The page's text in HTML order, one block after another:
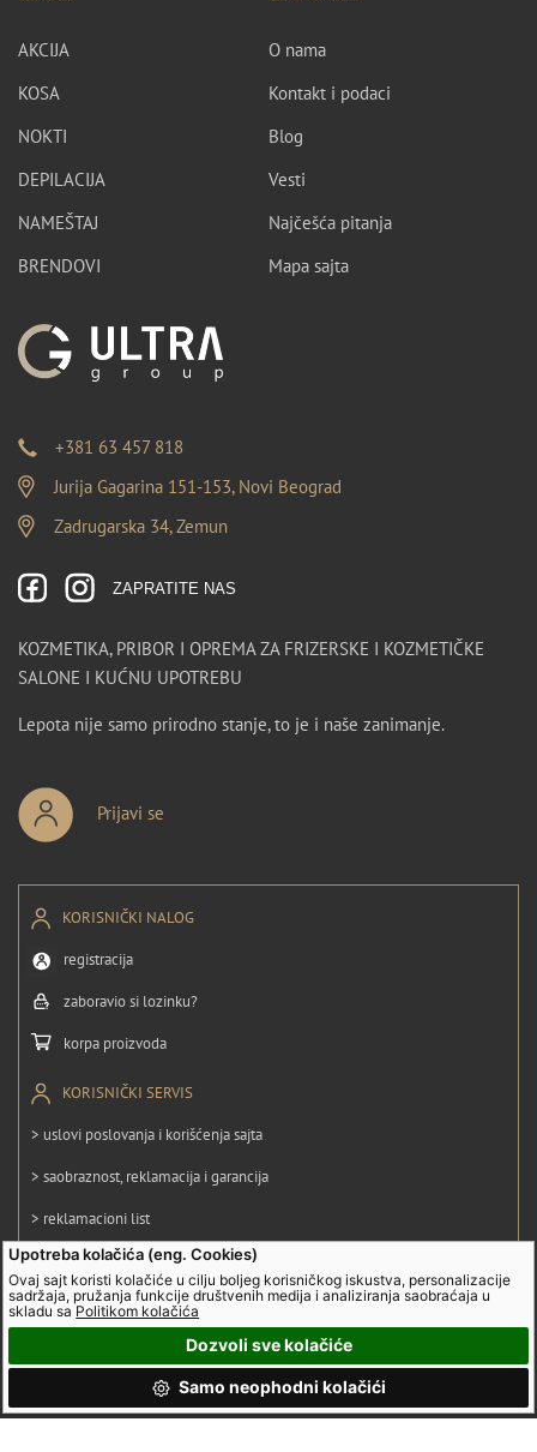
Upotreba kolačića (eng. Cookies)
Ovaj sajt koristi kolačiće u cilju boljeg korisničkog iskustva, personalizacije
sadržaja, pružanja funkcije društvenih medija i analiziranja saobraćaja u
skladu sa Politikom kolačića
Dozvoli sve kolačiće
Samo neophodni kolačići
AKCIJA
KOSA
NOKTI
DEPILACIJA
NAMEŠTAJ
BRENDOVI
O nama
Kontakt i podaci
Blog
Vesti
Najčešća pitanja
Mapa sajta
+381 63 457 818
Jurija Gagarina 151-153, Novi Beograd
Zadrugarska 34, Zemun
ZAPRATITE NAS
KOZMETIKA, PRIBOR I OPREMA ZA FRIZERSKE I KOZMETIČKE
SALONE I KUĆNU UPOTREBU
Lepota nije samo prirodno stanje, to je i naše zanimanje.
Prijavi se
KORISNIČKI NALOG
registracija
zaboravio si lozinku?
korpa proizvoda
KORISNIČKI SERVIS
> uslovi poslovanja i korišćenja sajta
> saobraznost, reklamacija i garancija
> reklamacioni list
> obrazac za odustanak od ugovora
> politika privatnosti